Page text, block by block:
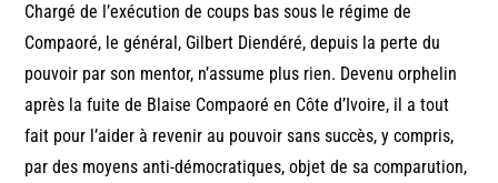
Chargé de l’exécution de coups bas sous le régime de
Compaoré, le général, Gilbert Diendéré, depuis la perte du
pouvoir par son mentor, n’assume plus rien. Devenu orphelin
après la fuite de Blaise Compaoré en Côte d’Ivoire, il a tout
fait pour l’aider à revenir au pouvoir sans succès, y compris,
par des moyens anti-démocratiques, objet de sa comparution,